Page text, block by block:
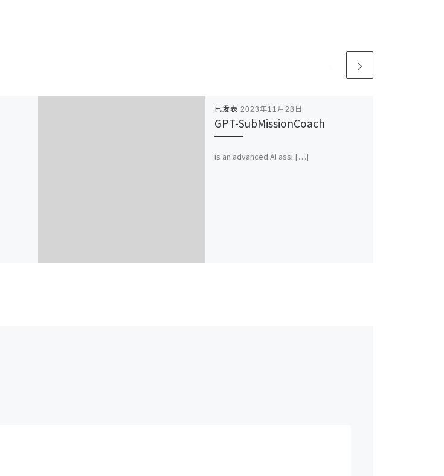
已发表 2023年11月28日
GPT-SubMissionCoach
is an advanced AI assi […]